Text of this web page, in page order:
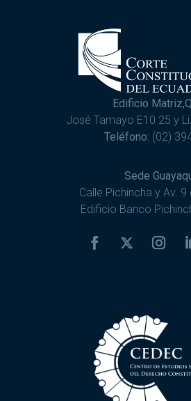
Edificio
José Tamayo E10 25 y
Teléfono: (02)
Sede
Calle Pichincha y Av.
Edificio Banco